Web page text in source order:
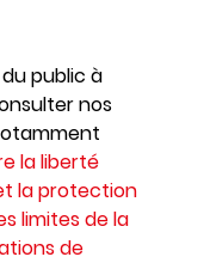
public à
nos
la liberté
la protection
limites de la
de